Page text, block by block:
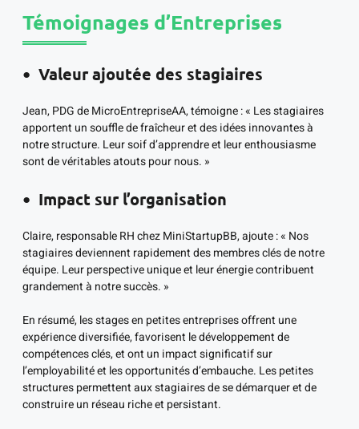
Témoignages d’Entreprises
Valeur ajoutée des stagiaires
Jean, PDG de MicroEntrepriseAA, témoigne : « Les stagiaires
apportent un souffle de fraîcheur et des idées innovantes à
notre structure. Leur soif d’apprendre et leur enthousiasme
sont de véritables atouts pour nous. »
Impact sur l’organisation
Claire, responsable RH chez MiniStartupBB, ajoute : « Nos
stagiaires deviennent rapidement des membres clés de notre
équipe. Leur perspective unique et leur énergie contribuent
grandement à notre succès. »
En résumé, les stages en petites entreprises offrent une
expérience diversifiée, favorisent le développement de
compétences clés, et ont un impact significatif sur
l’employabilité et les opportunités d’embauche. Les petites
structures permettent aux stagiaires de se démarquer et de
construire un réseau riche et persistant.